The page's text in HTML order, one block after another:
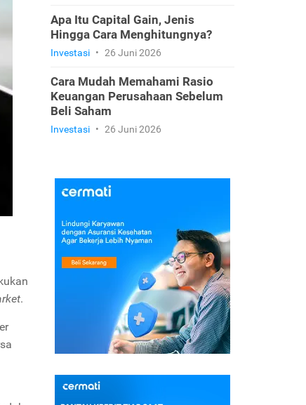
.
Apa Itu Capital Gain, Jenis
Hingga Cara Menghitungnya?
Investasi • 26 Juni 2026
Cara Mudah Memahami Rasio
Keuangan Perusahaan Sebelum
Beli Saham
Investasi • 26 Juni 2026